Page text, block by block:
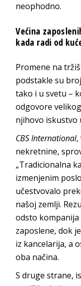
neophodno.
Većina
kada radi od
Promene na
podstakle su
tako i u svetu –
odgovore
njihovo iskustvo
CBS International,
nekretnine,
„Tradicionalna
izmenjenim
učestvovalo
našoj zemlji.
odsto
zaposlene, dok
iz kancelarija, a
oba načina.
S druge strane,